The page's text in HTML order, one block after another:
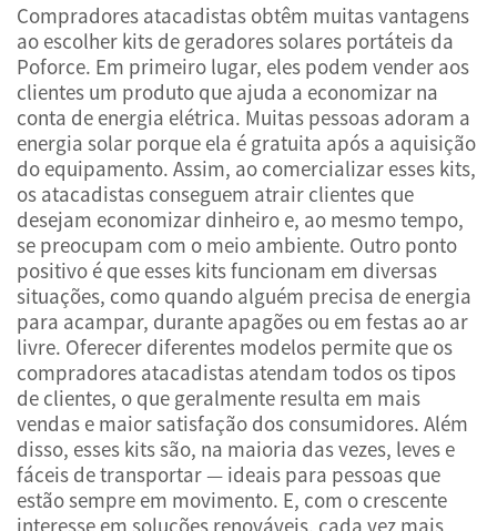
Compradores atacadistas obtêm muitas vantagens
ao escolher kits de geradores solares portáteis da
Poforce. Em primeiro lugar, eles podem vender aos
clientes um produto que ajuda a economizar na
conta de energia elétrica. Muitas pessoas adoram a
energia solar porque ela é gratuita após a aquisição
do equipamento. Assim, ao comercializar esses kits,
os atacadistas conseguem atrair clientes que
desejam economizar dinheiro e, ao mesmo tempo,
se preocupam com o meio ambiente. Outro ponto
positivo é que esses kits funcionam em diversas
situações, como quando alguém precisa de energia
para acampar, durante apagões ou em festas ao ar
livre. Oferecer diferentes modelos permite que os
compradores atacadistas atendam todos os tipos
de clientes, o que geralmente resulta em mais
vendas e maior satisfação dos consumidores. Além
disso, esses kits são, na maioria das vezes, leves e
fáceis de transportar — ideais para pessoas que
estão sempre em movimento. E, com o crescente
interesse em soluções renováveis, cada vez mais